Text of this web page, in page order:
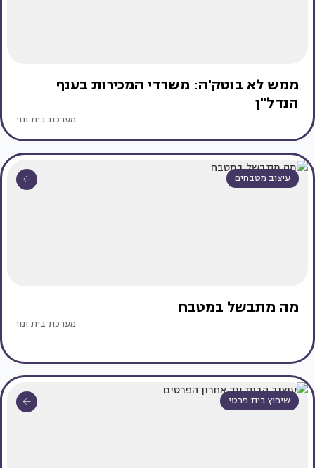
ממש לא בוטק'ה: משרדי המכירות בענף
הנדל"ן
מערכת בית ונוי
עיצוב מטבחים
מה מתבשל במטבח
מערכת בית ונוי
שיפוץ בית פרטי